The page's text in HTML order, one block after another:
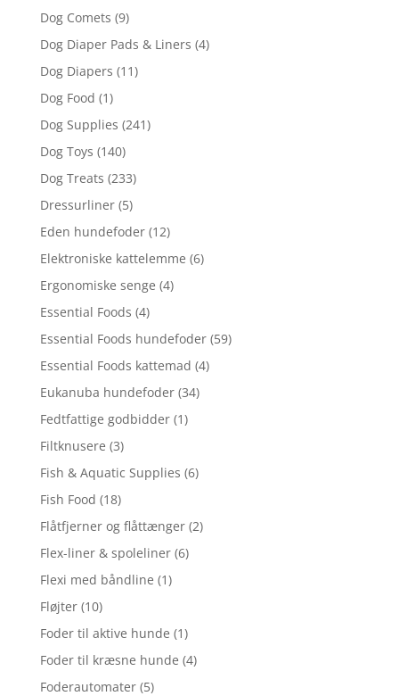
Dog Comets (9)
Dog Diaper Pads & Liners (4)
Dog Diapers (11)
Dog Food (1)
Dog Supplies (241)
Dog Toys (140)
Dog Treats (233)
Dressurliner (5)
Eden hundefoder (12)
Elektroniske kattelemme (6)
Ergonomiske senge (4)
Essential Foods (4)
Essential Foods hundefoder (59)
Essential Foods kattemad (4)
Eukanuba hundefoder (34)
Fedtfattige godbidder (1)
Filtknusere (3)
Fish & Aquatic Supplies (6)
Fish Food (18)
Flåtfjerner og flåttænger (2)
Flex-liner & spoleliner (6)
Flexi med båndline (1)
Fløjter (10)
Foder til aktive hunde (1)
Foder til kræsne hunde (4)
Foderautomater (5)